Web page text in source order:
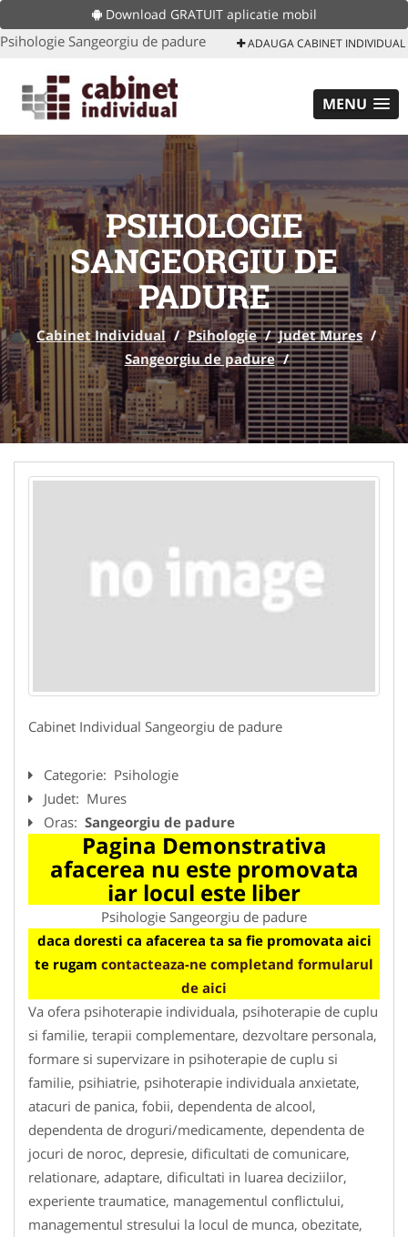
Download GRATUIT aplicatie mobil
Psihologie Sangeorgiu de padure ADAUGA CABINET INDIVIDUAL
MENU
PSIHOLOGIE
SANGEORGIU DE
PADURE
Cabinet Individual / Psihologie / Judet Mures /
Sangeorgiu de padure /
Cabinet Individual Sangeorgiu de padure
Categorie: Psihologie
Judet: Mures
Oras: Sangeorgiu de padure
Pagina Demonstrativa
afacerea nu este promovata
iar locul este liber
Psihologie Sangeorgiu de padure
daca doresti ca afacerea ta sa fie promovata aici
te rugam contacteaza-ne completand formularul
de aici
Va ofera psihoterapie individuala, psihoterapie de cuplu
si familie, terapii complementare, dezvoltare personala,
formare si supervizare in psihoterapie de cuplu si
familie, psihiatrie, psihoterapie individuala anxietate,
atacuri de panica, fobii, dependenta de alcool,
dependenta de droguri/medicamente, dependenta de
jocuri de noroc, depresie, dificultati de comunicare,
relationare, adaptare, dificultati in luarea deciziilor,
experiente traumatice, managementul conflictului,
managementul stresului la locul de munca, obezitate,